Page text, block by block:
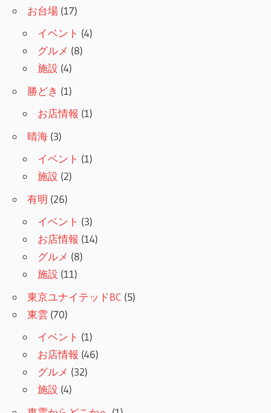
お台場 (17)
イベント (4)
グルメ (8)
施設 (4)
勝どき (1)
お店情報 (1)
晴海 (3)
イベント (1)
施設 (2)
有明 (26)
イベント (3)
お店情報 (14)
グルメ (8)
施設 (11)
東京ユナイテッドBC (5)
東雲 (70)
イベント (1)
お店情報 (46)
グルメ (32)
施設 (4)